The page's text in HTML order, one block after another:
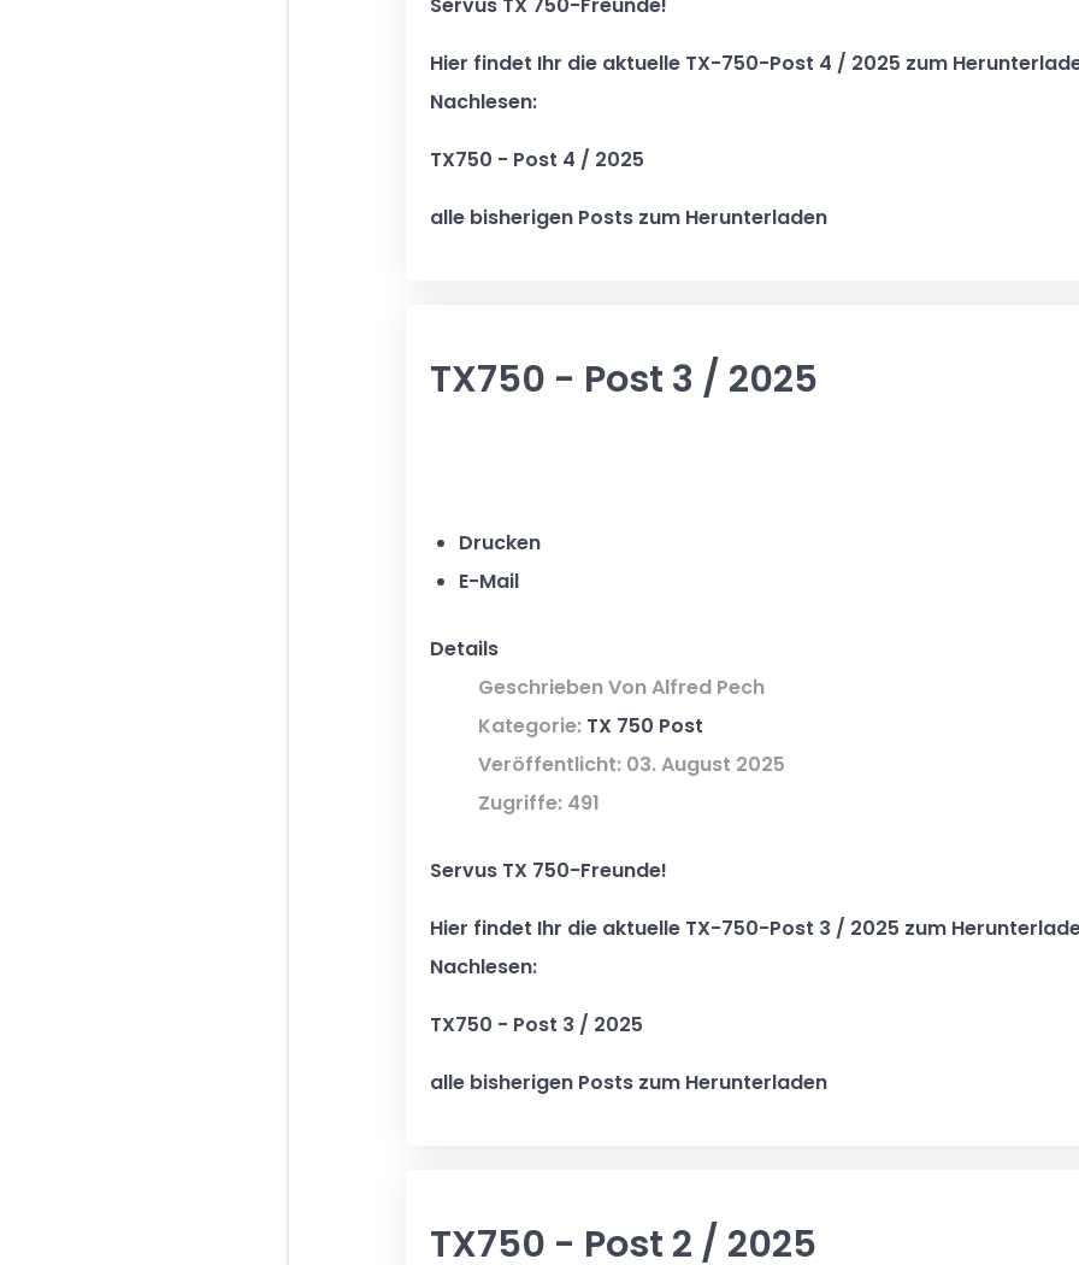
Servus TX 750-Freunde!
Hier findet Ihr die aktuelle TX-750-Post 4 / 2025 zum
Nachlesen:
TX750 - Post 4 / 2025
alle bisherigen Posts zum Herunterladen
TX750 - Post 3 / 2025
Drucken
E-Mail
Details
Geschrieben VonAlfred Pech
Kategorie: TX 750 Post
Veröffentlicht: 03. August 2025
Zugriffe: 491
Servus TX 750-Freunde!
Hier findet Ihr die aktuelle TX-750-Post 3 / 2025 zum
Nachlesen:
TX750 - Post 3 / 2025
alle bisherigen Posts zum Herunterladen
TX750 - Post 2 / 2025